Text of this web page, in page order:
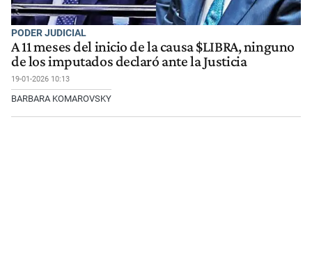
PODER JUDICIAL
A 11 meses del inicio de la causa $LIBRA, ninguno
de los imputados declaró ante la Justicia
19-01-2026 10:13
BARBARA KOMAROVSKY